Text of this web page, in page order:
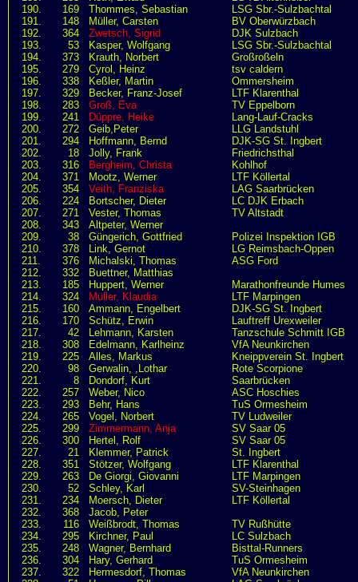
190.
169 Thommes, Sebastian
LSG Sbr.-Sulzbachtal
191.
148 Müller, Carsten
BV Oberwürzbach
192.
364 Zwetsch, Sigrid
DJK Sulzbach
193.
53 Kasper, Wolfgang
LSG Sbr.-Sulzbachtal
194.
373 Krauth, Norbert
Großroßeln
195.
279 Cyrol, Heinz
tsv caldern
196.
338 Keßler, Martin
Ommersheim
197.
329 Becker, Franz-Josef
LTF Klarenthal
198.
283 Groß, Eva
TV Eppelborn
199.
241 Düppre, Heike
Lang-Lauf-Cracks
200.
272 Geib,Peter
LLG Landstuhl
201.
294 Hoffmann, Bernd
DJK-SG St. Ingbert
202.
18 Jolly, Frank
Friedrichsthal
203.
316 Bergheim, Christa
Kohlhof
204.
371 Mootz, Werner
LTF Köllertal
205.
354 Veith, Franziska
LAG Saarbrücken
206.
224 Bortscher, Dieter
LC DJK Erbach
207.
271 Vester, Thomas
TV Altstadt
208.
343 Altpeter, Werner
209.
38 Güngerich, Gottfried
Polizei Inspektion IGB
210.
378 Link, Gernot
LG Reimsbach-Oppen
211.
376 Michalski, Thomas
ASG Ford
212.
332
Buettner, Matthias
213.
185 Huppert, Werner
Marathonfreunde Humes
214.
324 Müller, Klaudia
LTF Marpingen
215.
160 Ammann, Engelbert
DJK-SG St. Ingbert
216.
170 Schütz, Erwin
Lauftreff Urexweiler
217.
42 Lehmann, Karsten
Tanzschule Schmitt IGB
218.
308 Edelmann, Karlheinz
VfA Neunkirchen
219.
225 Alles, Markus
Kneippverein St. Ingbert
220.
98 Gerwalin, ,Lothar
Rote Scorpione
221.
8 Dondorf, Kurt
Saarbrücken
222.
257 Weber, Nico
ASC Hoschies
223.
293 Behr, Hans
TuS Ormesheim
224.
265 Vogel, Norbert
TV Ludweiler
225.
299 Zimmermann, Anja
SV Saar 05
226.
300 Hertel, Rolf
SV Saar 05
227.
21 Klemmer, Patrick
St. Ingbert
228.
351 Stötzer, Wolfgang
LTF Klarenthal
229.
263 De Giorgi, Giovanni
LTF Marpingen
230.
52 Schley, Karl
SV-Steinhagen
231.
234 Moersch, Dieter
LTF Köllertal
232.
368 Jacob, Peter
233.
116 Weißbrodt, Thomas
TV Rußhütte
234.
295 Kirchner, Paul
LC Sulzbach
235.
248 Wagner, Bernhard
Bisttal-Runners
236.
304 Hary, Gerhard
TuS Ormesheim
237.
322 Hermesdorf, Thomas
VfA Neunkirchen